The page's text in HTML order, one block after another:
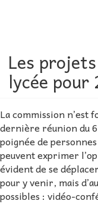
Les
lycée
La commission n’est
dernière réunion du
poignée de
peuvent exprimer
évident de se
pour y venir, mais
possibles : vidéo-